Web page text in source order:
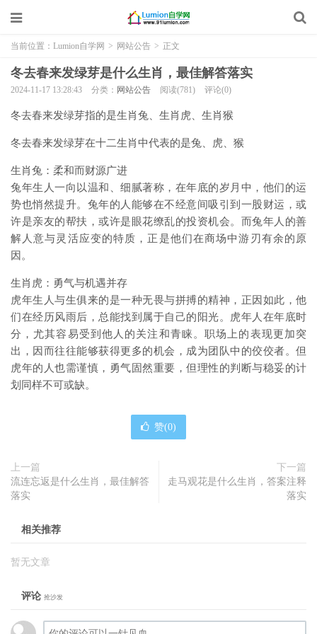
当前位置： Lumion自学网 > 网站公告 > 正文
冬去春来发绿芽是什么生肖，最佳解答落实
2024-11-17 13:28:43 分类： 网站公告 阅读(781) 评论(0)
冬去春来发绿芽指的是生肖兔、生肖虎、生肖猴
冬去春来发绿芽在十二生肖中代表的是兔、虎、猴
生肖兔：柔和而财源广进
兔年生人一向以温和、细腻著称，在年底的岁月中，他们的运
势也悄然提升。兔年的人能够在不经意间吸引到一股财运，或
许是亲友的帮扶，或许是眼花缭乱的投资机会。而兔年人的善
解人意与灵活应变的特质，正是他们在商场中游刃有余的原
因。
生肖虎：勇气与机遇并存
虎年生人与生俱来的是一种无畏与拼搏的精神，正因如此，他
们在经历风雨后，总能找到属于自己的阳光。虎年人在年底时
分，尤其容易受到他人的关注和青睐。职场上的表现更加突
出，因而往往能够获得更多的机会，成为团队中的佼佼者。但
虎年的人也需谨慎，勇气固然重要，但理性的判断与稳妥的计
划同样不可或缺。
赞(0)
上一篇
流连忘返是什么生肖，最佳解答
落实
下一篇
走马观花是什么生肖，答案注释
落实
相关推荐
暂无文章
评论 抢沙发